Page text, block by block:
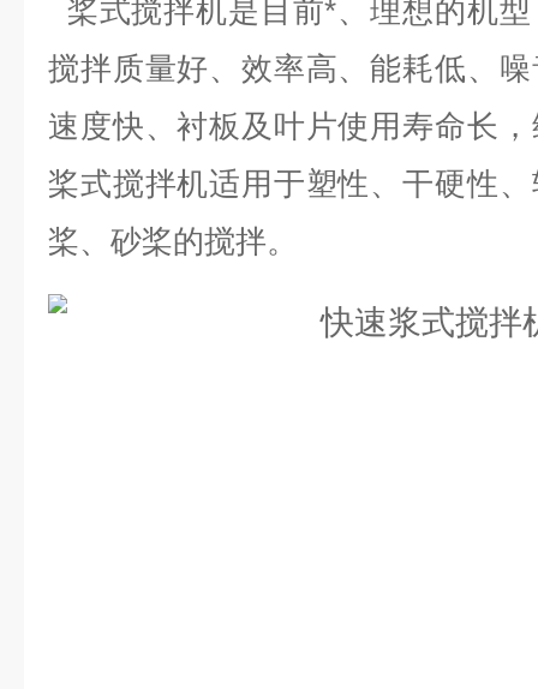
桨式搅拌机是目前*、理想的机
搅拌质量好、效率高、能耗低、
速度快、衬板及叶片使用寿命长
桨式搅拌机适用于塑性、干硬性
桨、砂桨的搅拌。